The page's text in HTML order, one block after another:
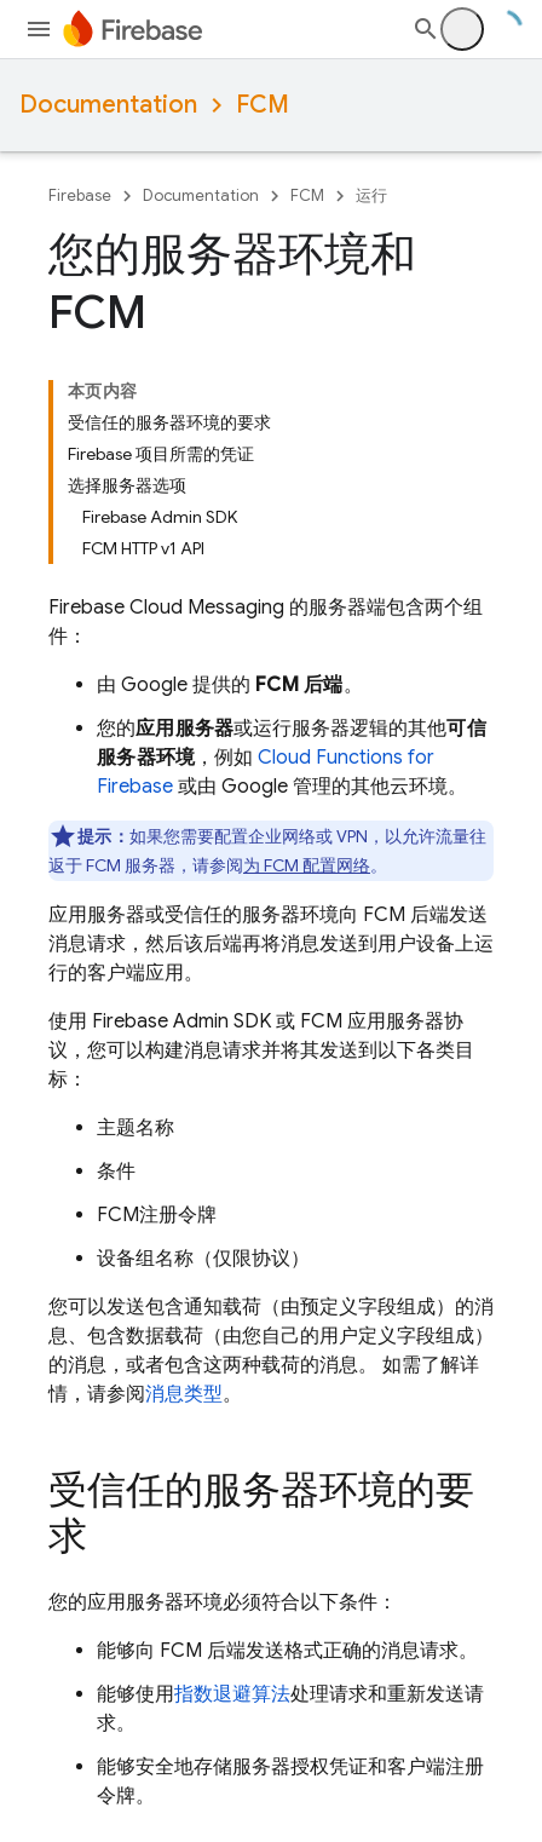
Documentation FCM
Firebase Documentation FCM 运行
您的服务器环境和
FCM
本页内容
受信任的服务器环境的要求
Firebase 项目所需的凭证
选择服务器选项
Firebase Admin SDK
FCM HTTP v1 API
Firebase Cloud Messaging 的服务器端包含两个组
件：
由 Google 提供的 FCM后端。
您的应用服务器或运行服务器逻辑的其他可信
服务器环境，例如Cloud Functions for
Firebase 或由 Google 管理的其他云环境。
提示： 如果您需要配置企业网络或 VPN，以允许流量往
返于FCM 服务器，请参阅为 FCM 配置网络。
应用服务器或受信任的服务器环境向 FCM 后端发送
消息请求，然后该后端再将消息发送到用户设备上运
行的客户端应用。
使用 Firebase Admin SDK 或 FCM 应用服务器协
议，您可以构建消息请求并将其发送到以下各类目
标：
主题名称
条件
FCM注册令牌
设备组名称（仅限协议）
您可以发送包含通知载荷（由预定义字段组成）的消
息、包含数据载荷（由您自己的用户定义字段组成）
的消息，或者包含这两种载荷的消息。 如需了解详
情，请参阅消息类型。
受信任的服务器环境的要
求
您的应用服务器环境必须符合以下条件：
能够向 FCM 后端发送格式正确的消息请求。
能够使用指数退避算法处理请求和重新发送请
求。
能够安全地存储服务器授权凭证和客户端注册
令牌。